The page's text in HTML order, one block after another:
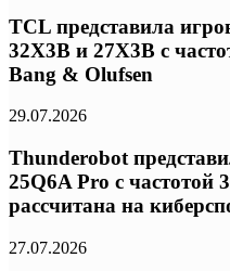
TCL представила
32X3B и 27X3B с
Bang & Olufsen
29.07.2026
Thunderobot
25Q6A Pro с
рассчитана на
27.07.2026